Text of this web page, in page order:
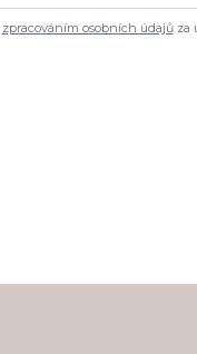
zpracováním osobních údajůza